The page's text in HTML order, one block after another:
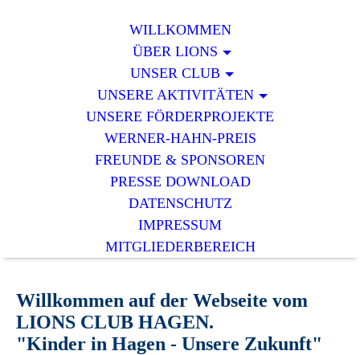
WILLKOMMEN
ÜBER LIONS
UNSER CLUB
UNSERE AKTIVITÄTEN
UNSERE FÖRDERPROJEKTE
WERNER-HAHN-PREIS
FREUNDE & SPONSOREN
PRESSE DOWNLOAD
DATENSCHUTZ
IMPRESSUM
MITGLIEDERBEREICH
Willkommen auf der Webseite vom
LIONS CLUB HAGEN.
"Kinder in Hagen - Unsere Zukunft"